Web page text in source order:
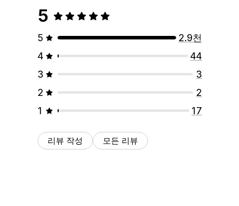
5
5
2.9천
4
44
3
3
2
2
1
17
리뷰 작성 모든 리뷰